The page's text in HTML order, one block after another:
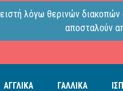
λόγω θερινών
αποσταλούν
ΑΓΓΛΙΚΑ ΓΑΛΛΙΚΑ